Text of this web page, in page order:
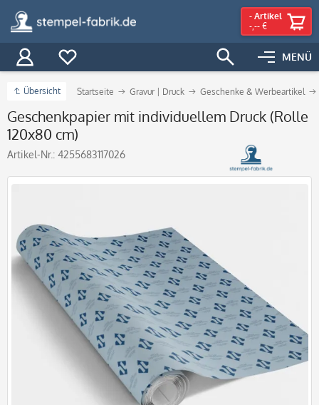
MENÜ
- Artikel
-,-- €
Übersicht Startseite Gravur | Druck Geschenke & Werbeartikel
Geschenkpapier mit individuellem Druck (Rolle
120x80 cm)
Artikel-Nr.: 4255683117026